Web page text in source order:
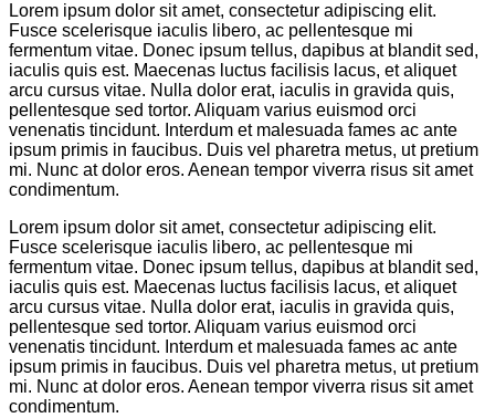
Lorem ipsum dolor sit amet, consectetur adipiscing elit.
Fusce scelerisque iaculis libero, ac pellentesque mi
fermentum vitae. Donec ipsum tellus, dapibus at blandit sed,
iaculis quis est. Maecenas luctus facilisis lacus, et aliquet
arcu cursus vitae. Nulla dolor erat, iaculis in gravida quis,
pellentesque sed tortor. Aliquam varius euismod orci
venenatis tincidunt. Interdum et malesuada fames ac ante
ipsum primis in faucibus. Duis vel pharetra metus, ut pretium
mi. Nunc at dolor eros. Aenean tempor viverra risus sit amet
condimentum.
Lorem ipsum dolor sit amet, consectetur adipiscing elit.
Fusce scelerisque iaculis libero, ac pellentesque mi
fermentum vitae. Donec ipsum tellus, dapibus at blandit sed,
iaculis quis est. Maecenas luctus facilisis lacus, et aliquet
arcu cursus vitae. Nulla dolor erat, iaculis in gravida quis,
pellentesque sed tortor. Aliquam varius euismod orci
venenatis tincidunt. Interdum et malesuada fames ac ante
ipsum primis in faucibus. Duis vel pharetra metus, ut pretium
mi. Nunc at dolor eros. Aenean tempor viverra risus sit amet
condimentum.